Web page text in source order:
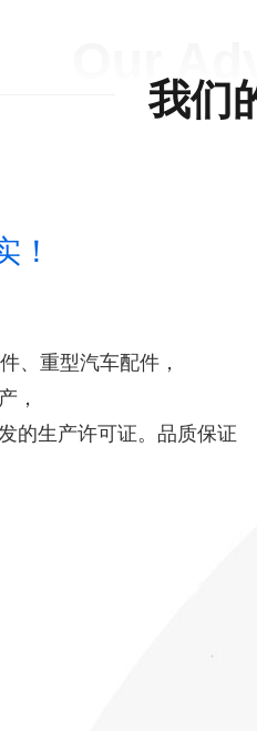
Our
我们
！
、重型汽车配件，
，
的生产许可证。品质保证